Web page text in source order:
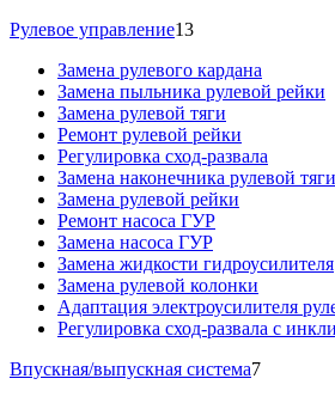
Рулевое управление13
Замена рулевого кардана
Замена пыльника рулевой рейки
Замена рулевой тяги
Ремонт рулевой рейки
Регулировка сход-развала
Замена наконечника рулевой тяги
Замена рулевой рейки
Ремонт насоса ГУР
Замена насоса ГУР
Замена жидкости гидроусилителя
Замена рулевой колонки
Адаптация электроусилителя
Регулировка сход-развала с
Впускная/выпускная система7